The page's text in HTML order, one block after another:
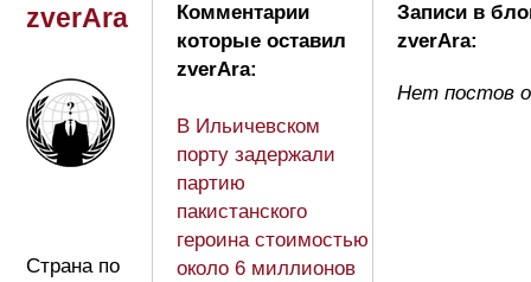
zverAra
Страна по
Комментарии
которые оставил
zverAra:
В Ильичевском
порту задержали
партию
пакистанского
героина стоимостью
около 6 миллионов
Записи в
zverAra:
Нет постов